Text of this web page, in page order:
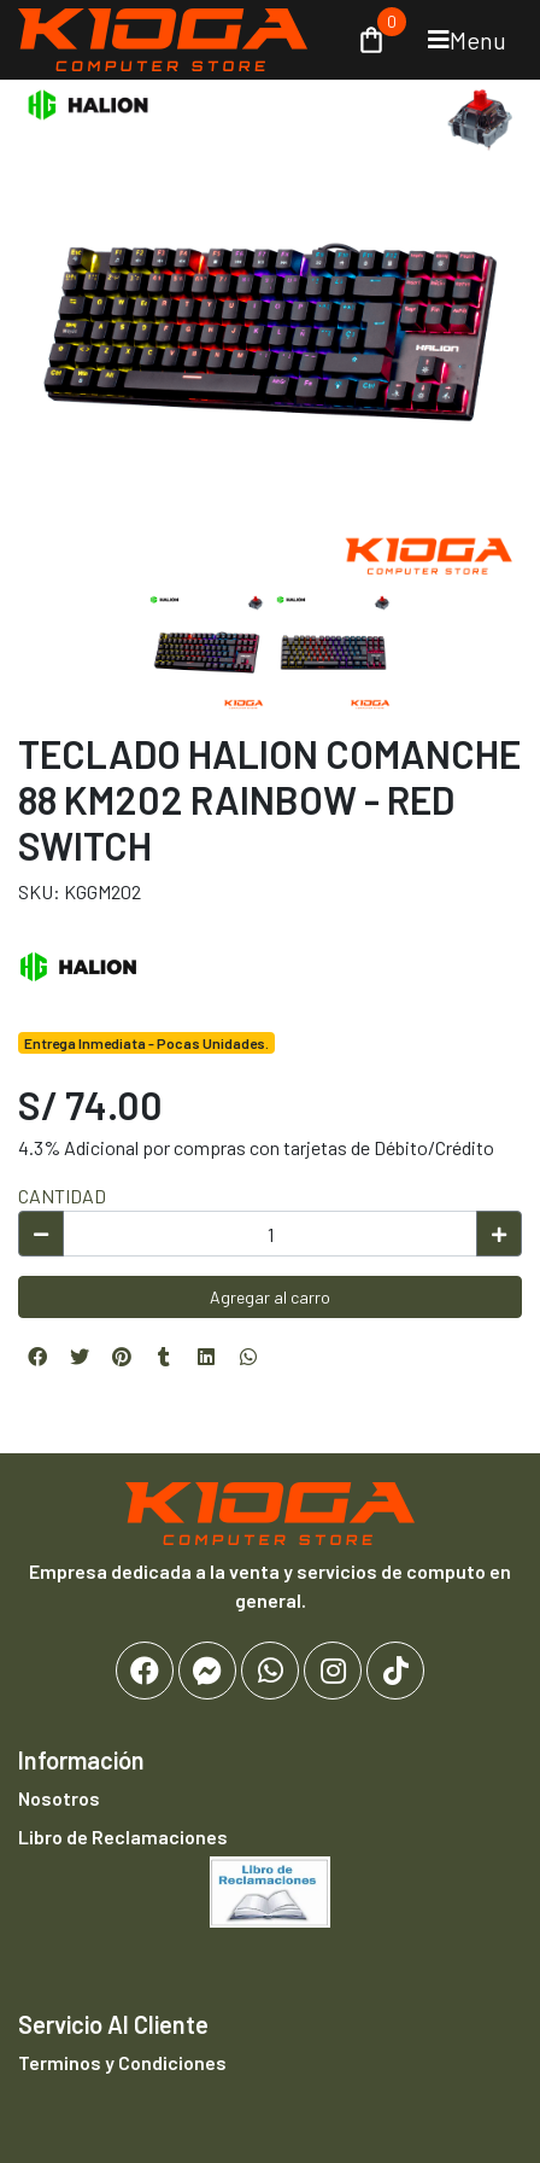
Menu
0
TECLADO HALION COMANCHE
88 KM202 RAINBOW - RED
SWITCH
SKU: KGGM202
Entrega Inmediata - Pocas Unidades.
S/ 74.00
4.3% Adicional por compras con tarjetas de Débito/Crédito
CANTIDAD
Agregar al carro
Empresa dedicada a la venta y servicios de computo en
general.
Información
Nosotros
Libro de Reclamaciones
Servicio Al Cliente
Terminos y Condiciones